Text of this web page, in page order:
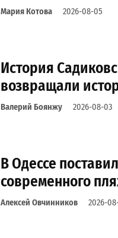
Мария Котова 2026-08-05
История
возвращали
Валерий Боянжу 2026-08-03
В Одессе
современного
Алексей Овчинников 2026-